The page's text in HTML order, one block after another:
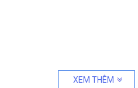
XEM THÊM